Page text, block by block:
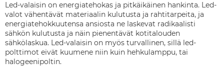
Led-valaisin on energiatehokas ja pitkäikäinen hankinta. Led-
valot vähentävät materiaalin kulutusta ja rahtitarpeita, ja
energiatehokkuutensa ansiosta ne laskevat radikaalisti
sähkön kulutusta ja näin pienentävät kotitalouden
sähkölaskua. Led-valaisin on myös turvallinen, sillä led-
polttimot eivät kuumene niin kuin hehkulamppu, tai
halogeenipoltin.